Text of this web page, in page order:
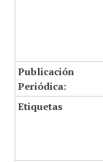
Publicación
Periódica:
Etiquetas